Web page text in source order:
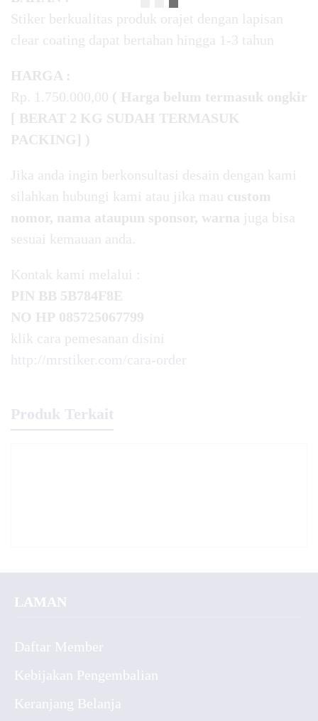
Stiker berkualitas produk orajet dengan lapisan
clear coating dapat bertahan hingga 1-3 tahun
HARGA :
Rp. 1.750.000,00 ( Harga belum termasuk ongkir
[ BERAT 2 KG SUDAH TERMASUK
PACKING] )
Jika anda ingin berkonsultasi desain dengan kami
silahkan hubungi kami atau jika mau custom
nomor, nama ataupun sponsor, warna juga bisa
sesuai kemauan anda.
Kontak kami melalui :
PIN BB 5B784F8E
NO HP 085725067799
klik cara pemesanan disini
http://mrstiker.com/cara-order
Produk Terkait
LAMAN
Daftar Member
Kebijakan Pengembalian
Keranjang Belanja